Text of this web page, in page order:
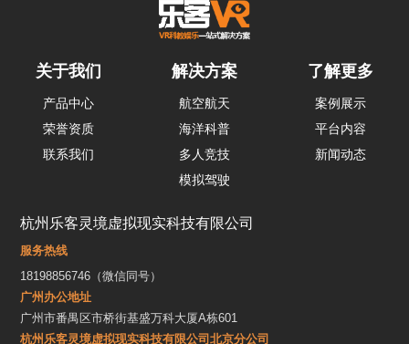
关于我们
产品中心
荣誉资质
联系我们
解决方案
航空航天
海洋科普
多人竞技
模拟驾驶
了解更多
案例展示
平台内容
新闻动态
杭州乐客灵境虚拟现实科技有限公司
服务热线
18198856746（微信同号）
广州办公地址
广州市番禺区市桥街基盛万科大厦A栋601
杭州乐客灵境虚拟现实科技有限公司北京分公司